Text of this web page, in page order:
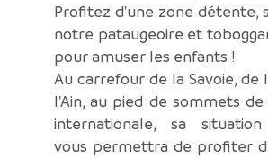
Profitez d'une zone détente,
notre pataugeoire et
pour amuser les enfants !
Au carrefour de la Savoie, de
l'Ain, au pied de sommets
internationale, sa situation
vous permettra de profiter